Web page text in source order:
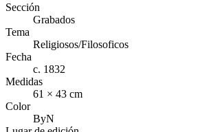
Sección
Grabados
Tema
Religiosos/Filosoficos
Fecha
c. 1832
Medidas
61 × 43 cm
Color
ByN